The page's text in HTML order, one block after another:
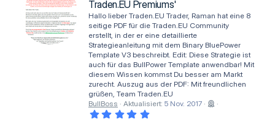
Traden.EU Premiums'
Hallo lieber Traden.EU Trader, Raman hat eine 8
seitige PDF für die Traden.EU Community
erstellt, in der er eine detaillierte
Strategieanleitung mit dem Binary BluePower
Template V3 beschreibt. Edit: Diese Strategie ist
auch für das BullPower Template anwendbar! Mit
diesem Wissen kommst Du besser am Markt
zurecht. Auszug aus der PDF: Mit freundlichen
grüßen, Team Traden.EU
BullBoss
Aktualisiert: 5 Nov. 2017
5